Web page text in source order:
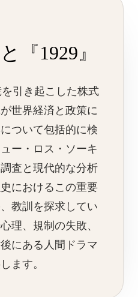
『1929』
引き起こした株式
世界経済と政策に
ついて包括的に検
ー・ロス・ソーキ
査と現代的な分析
におけるこの重要
教訓を探求してい
理、規制の失敗、
にある人間ドラマ
ます。